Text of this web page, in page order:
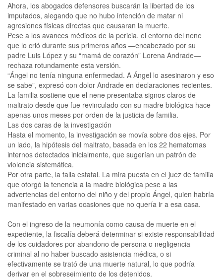
Ahora, los abogados defensores buscarán la libertad de los
imputados, alegando que no hubo intención de matar ni
agresiones físicas directas que causaran la muerte.
Pese a los avances médicos de la pericia, el entorno del nene
que lo crió durante sus primeros años —encabezado por su
padre Luis López y su “mamá de corazón” Lorena Andrade—
rechaza rotundamente esta versión.
“Ángel no tenía ninguna enfermedad. A Ángel lo asesinaron y eso
se sabe”, expresó con dolor Andrade en declaraciones recientes.
La familia sostiene que el nene presentaba signos claros de
maltrato desde que fue revinculado con su madre biológica hace
apenas unos meses por orden de la justicia de familia.
Las dos caras de la investigación
Hasta el momento, la investigación se movía sobre dos ejes. Por
un lado, la hipótesis del maltrato, basada en los 22 hematomas
internos detectados inicialmente, que sugerían un patrón de
violencia sistemática.
Por otra parte, la falla estatal. La mira puesta en el juez de familia
que otorgó la tenencia a la madre biológica pese a las
advertencias del entorno del niño y del propio Ángel, quien habría
manifestado en varias ocasiones que no quería ir a esa casa.
Con el ingreso de la neumonía como causa de muerte en el
expediente, la fiscalía deberá determinar si existe responsabilidad
de los cuidadores por abandono de persona o negligencia
criminal al no haber buscado asistencia médica, o si
efectivamente se trató de una muerte natural, lo que podría
derivar en el sobreseimiento de los detenidos.